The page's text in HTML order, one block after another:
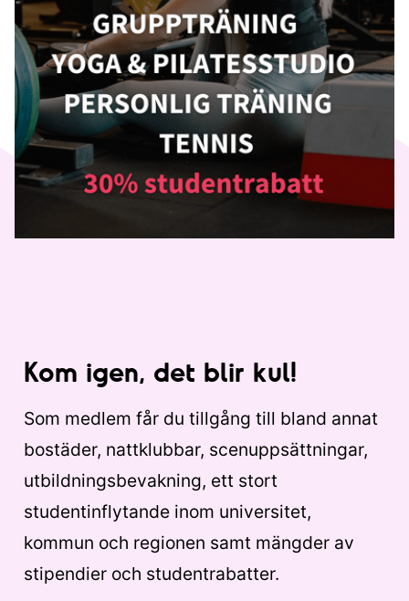
Kom igen, det blir kul!
Som medlem får du tillgång till bland annat
bostäder, nattklubbar, scenuppsättningar,
utbildningsbevakning, ett stort
studentinflytande inom universitet,
kommun och regionen samt mängder av
stipendier och studentrabatter.